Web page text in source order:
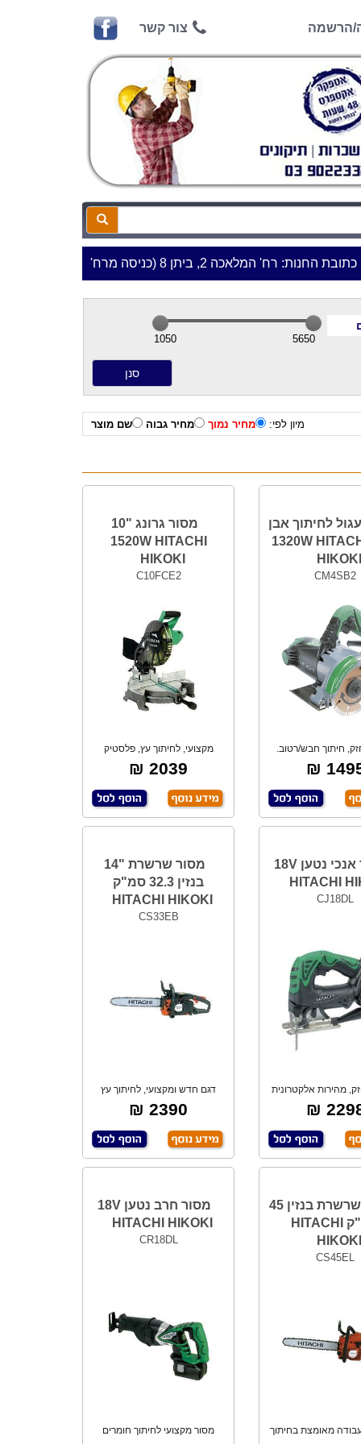
הרשמה צור קשר
רח' המלאכה 2, ביתן 8 (כניסה מרח' עמל 5) א.ת.פארק אפק, ראש העין***
5650
1050
מיון לפי: מחיר נמוך מחיר גבוה שם מוצר
לחיתוך אבן
"4.5 1320W
HIKOKI
CM4SB2
חיתוך חבש/רטוב.
לחיתוך מרצפ
1495
מסור גרונג "10
1520W HITACHI
HIKOKI
C10FCE2
מקצועי, לחיתוך עץ, פלסטיק
ואלומיניום.
2039 ₪
מסור אנכי נטען 18V
HITACHI
CJ18DL
מהירות אלקטרונית
משתנה, סול
2298
מסור שרשרת "14
בנזין 32.3 סמ"ק
HITACHI HIKOKI
CS33EB
דגם חדש ומקצועי, לחיתוך עץ
וגזעים, קל מש
2390 ₪
מסור שרשרת בנזין 45
סמ"ק HITACHI
HIKOKI
CS45EL
מאומצת בחיתוך
מסור חרב נטען 18V
HITACHI HIKOKI
CR18DL
מסור מקצועי לחיתוך חומרים